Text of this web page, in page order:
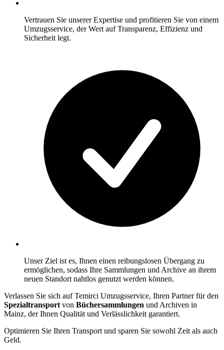
Vertrauen Sie unserer Expertise und profitieren Sie von einem
Umzugsservice, der Wert auf Transparenz, Effizienz und
Sicherheit legt.
Unser Ziel ist es, Ihnen einen reibungslosen Übergang zu
ermöglichen, sodass Ihre Sammlungen und Archive an ihrem
neuen Standort nahtlos genutzt werden können.
Verlassen Sie sich auf Temirci Umzugsservice, Ihren Partner für den
Spezialtransport von Büchersammlungen und Archiven in
Mainz, der Ihnen Qualität und Verlässlichkeit garantiert.
Optimieren Sie Ihren Transport und sparen Sie sowohl Zeit als auch
Geld.